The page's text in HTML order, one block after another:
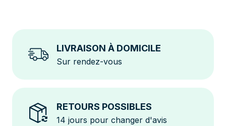
LIVRAISON À DOMICILE
Sur rendez-vous
RETOURS POSSIBLES
14 jours pour changer d'avis